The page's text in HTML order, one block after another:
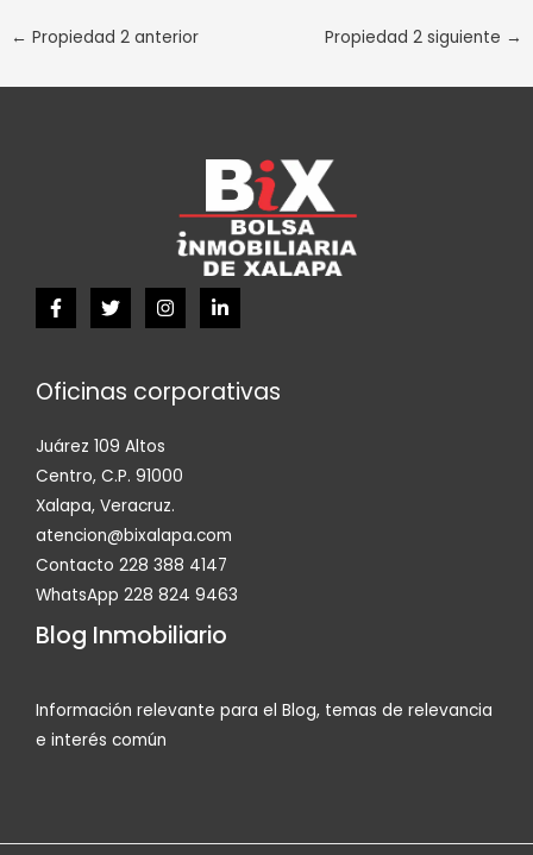
← Propiedad 2 anterior Propiedad 2 siguiente →
Oficinas corporativas
Juárez 109 Altos
Centro, C.P. 91000
Xalapa, Veracruz.
atencion@bixalapa.com
Contacto 228 388 4147
WhatsApp 228 824 9463
Blog Inmobiliario
Información relevante para el Blog, temas de relevancia
e interés común